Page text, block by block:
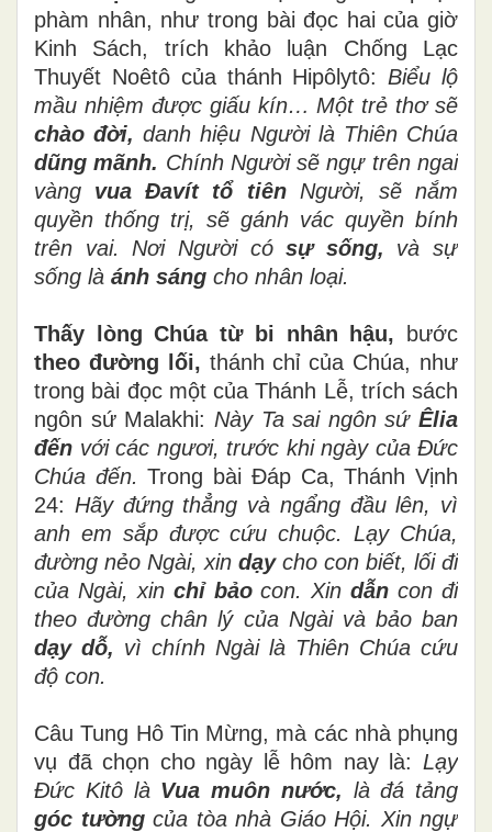
phàm nhân, như trong bài đọc hai của giờ
Kinh Sách, trích khảo luận Chống Lạc
Thuyết Noêtô của thánh Hipôlytô: Biểu lộ
mầu nhiệm được giấu kín… Một trẻ thơ sẽ
chào đời, danh hiệu Người là Thiên Chúa
dũng mãnh. Chính Người sẽ ngự trên ngai
vàng vua Đavít tổ tiênNgười, sẽ nắm
quyền thống trị, sẽ gánh vác quyền bính
trên vai. Nơi Người cósự sống, và sự
sống là ánh sáng cho nhân loại.
Thấy lòng Chúa từ bi nhân hậu, bước
theo đường lối, thánh chỉ của Chúa, như
trong bài đọc một của Thánh Lễ, trích sách
ngôn sứ Malakhi: Này Ta sai ngôn sứ Êlia
đến với các ngươi, trước khi ngày của Đức
Chúa đến.Trong bài Đáp Ca, Thánh Vịnh
24: Hãy đứng thẳng và ngẩng đầu lên, vì
anh em sắp được cứu chuộc. Lạy Chúa,
đường nẻo Ngài, xin dạy cho con biết, lối đi
của Ngài, xin chỉ bảocon. Xindẫncon đi
theo đường chân lý của Ngài và bảo ban
dạy dỗ, vì chính Ngài là Thiên Chúa cứu
độ con.
Câu Tung Hô Tin Mừng, mà các nhà phụng
vụ đã chọn cho ngày lễ hôm nay là: Lạy
Đức Kitô là Vua muôn nước, là đá tảng
góc tườngcủa tòa nhà Giáo Hội. Xin ngự